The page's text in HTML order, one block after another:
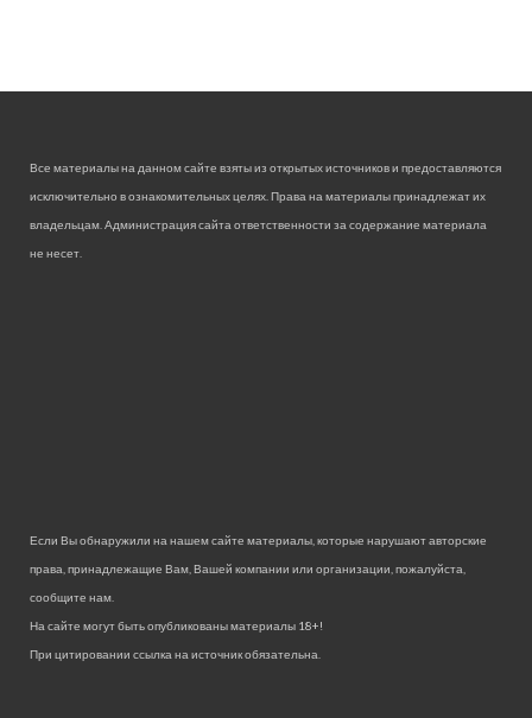
Все материалы на данном сайте взяты из открытых источников и предоставляются
исключительно в ознакомительных целях. Права на материалы принадлежат их
владельцам. Администрация сайта ответственности за содержание материала
не несет.
Если Вы обнаружили на нашем сайте материалы, которые нарушают авторские
права, принадлежащие Вам, Вашей компании или организации, пожалуйста,
сообщите нам.
На сайте могут быть опубликованы материалы 18+!
При цитировании ссылка на источник обязательна.